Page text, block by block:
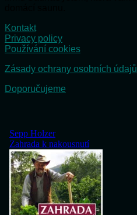
Kontakt
Privacy policy
Používání cookies
Zásady ochrany osobních údajů
Doporučujeme